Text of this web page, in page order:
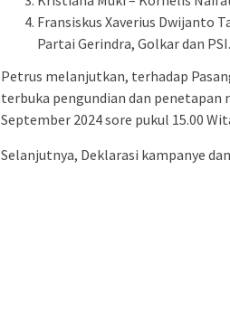
Fransiskus Xaverius Dwijanto
Partai Gerindra, Golkar dan PSI.
Petrus melanjutkan, terhadap
terbuka pengundian dan penetapan
September 2024 sore pukul 15.00
Selanjutnya, Deklarasi kampanye